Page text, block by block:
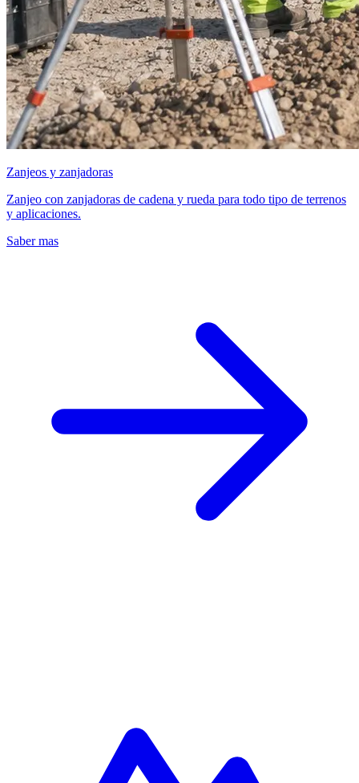
Zanjeos y zanjadoras
Zanjeo con zanjadoras de cadena y rueda para todo tipo de terrenos
y aplicaciones.
Saber mas